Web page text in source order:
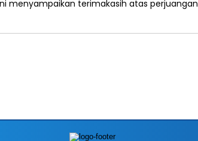
menyampaikan terimakasih atas perjuangan